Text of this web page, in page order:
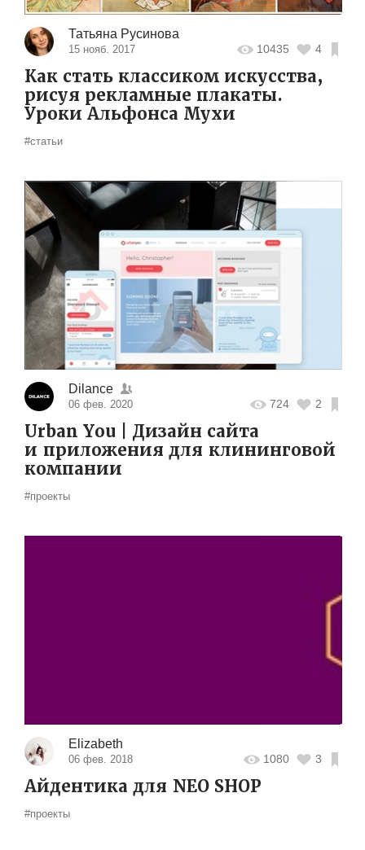
Татьяна Русинова
15 нояб. 2017 10435 4
Как стать классиком искусства,
рисуя рекламные плакаты.
Уроки Альфонса Мухи
#статьи
Dilance
06 фев. 2020 724 2
Urban You | Дизайн сайта
и приложения для клининговой
компании
#проекты
Elizabeth
06 фев. 2018 1080 3
Айдентика для NEO SHOP
#проекты